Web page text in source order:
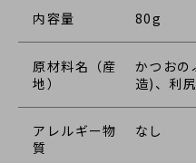
内容量 80g
原材料名（産
地）
かつおの
造)、利
アレルギー物
質
なし